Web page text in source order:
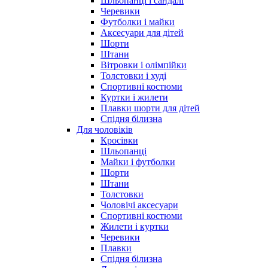
Черевики
Футболки і майки
Аксесуари для дітей
Шорти
Штани
Вітровки і олімпійки
Толстовки і худі
Спортивні костюми
Куртки і жилети
Плавки шорти для дітей
Спідня білизна
Для чоловіків
Кросівки
Шльопанці
Майки і футболки
Шорти
Штани
Толстовки
Чоловічі аксесуари
Спортивні костюми
Жилети і куртки
Черевики
Плавки
Спідня білизна